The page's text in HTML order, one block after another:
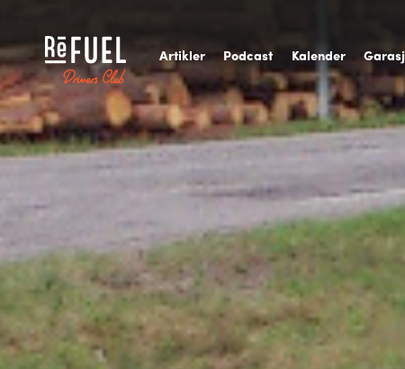
Artikler Podcast Kalender G